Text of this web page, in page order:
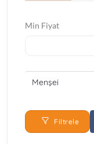
Min Fiyat
Menşei
Filtrele